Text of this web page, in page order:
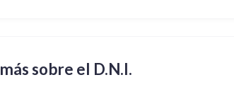
sobre el D.N.I.